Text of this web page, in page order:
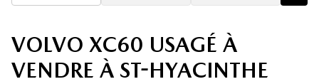
VOLVO XC60 USAGÉ À
VENDRE À ST-HYACINTHE